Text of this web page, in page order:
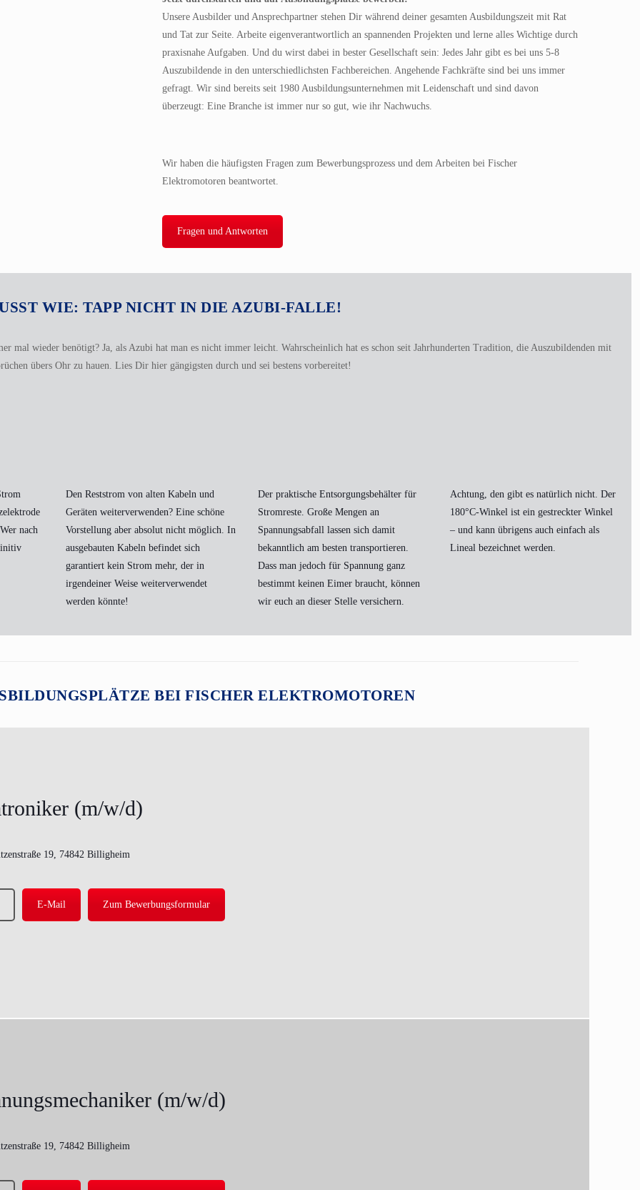
Unsere Ausbilder und Ansprechpartner stehen Dir während deiner gesamten Ausbildungszeit mit Rat
und Tat zur Seite. Arbeite eigenverantwortlich an spannenden Projekten und lerne alles Wichtige durch
praxisnahe Aufgaben. Und du wirst dabei in bester Gesellschaft sein: Jedes Jahr gibt es bei uns 5-8
Auszubildende in den unterschiedlichsten Fachbereichen. Angehende Fachkräfte sind bei uns immer
gefragt. Wir sind bereits seit 1980 Ausbildungsunternehmen mit Leidenschaft und sind davon
überzeugt: Eine Branche ist immer nur so gut, wie ihr Nachwuchs.
Wir haben die häufigsten Fragen zum Bewerbungsprozess und dem Arbeiten bei Fischer
Elektromotoren beantwortet.
Fragen und Antworten
WIE: TAPP NICHT IN DIE AZUBI-FALLE!
mal wieder benötigt? Ja, als Azubi hat man es nicht immer leicht. Wahrscheinlich hat es schon seit Jahrhunderten Tradition, die Auszubildenden mit
übers Ohr zu hauen. Lies Dir hier gängigsten durch und sei bestens vorbereitet!
nach
Den Reststrom von alten Kabeln und
Geräten weiterverwenden? Eine schöne
Vorstellung aber absolut nicht möglich. In
ausgebauten Kabeln befindet sich
garantiert kein Strom mehr, der in
irgendeiner Weise weiterverwendet
werden könnte!
Der praktische Entsorgungsbehälter für
Stromreste. Große Mengen an
Spannungsabfall lassen sich damit
bekanntlich am besten transportieren.
Dass man jedoch für Spannung ganz
bestimmt keinen Eimer braucht, können
wir euch an dieser Stelle versichern.
Achtung, den gibt es natürlich nicht. Der
180°C-Winkel ist ein gestreckter Winkel
– und kann übrigens auch einfach als
Lineal bezeichnet werden.
BEI FISCHER ELEKTROMOTOREN
(m/w/d)
19, 74842 Billigheim
E-Mail Zum Bewerbungsformular
(m/w/d)
19, 74842 Billigheim